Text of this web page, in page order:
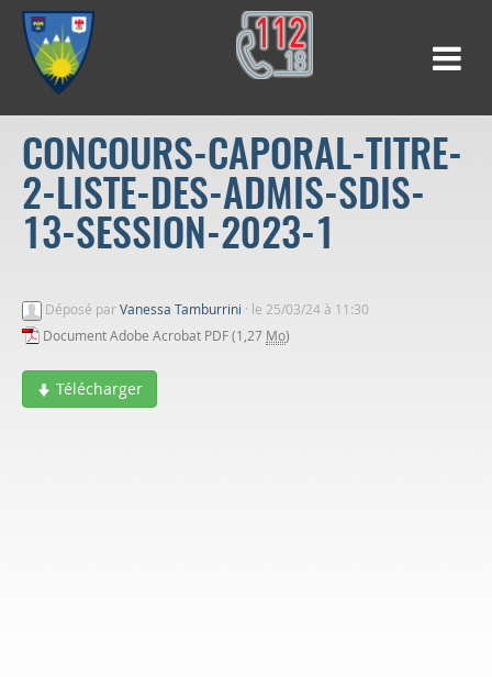
CONCOURS-CAPORAL-TITRE-
2-LISTE-DES-ADMIS-SDIS-
13-SESSION-2023-1
Déposé parVanessa Tamburrini · le 25/03/24 à 11:30
Document Adobe Acrobat PDF (1,27 Mo)
Télécharger